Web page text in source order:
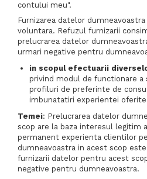
contului meu".
Furnizarea datelor
voluntara. Refuzul furnizarii
prelucrarea datelor
urmari negative pentru
in scopul efectuarii
privind modul de functionare a
profiluri de preferinte de
imbunatatiri experientei
Temei: Prelucrarea datelor
scop are la baza interesul legitim
permanent experienta clientilor
dumneavoastra in acest scop
furnizarii datelor pentru acest
negative pentru dumneavoastra.